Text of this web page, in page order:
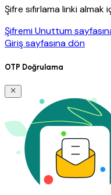
Şifre sıfırlama linki
Şifremi Unuttum
Giriş sayfasına dön
OTP Doğrulama